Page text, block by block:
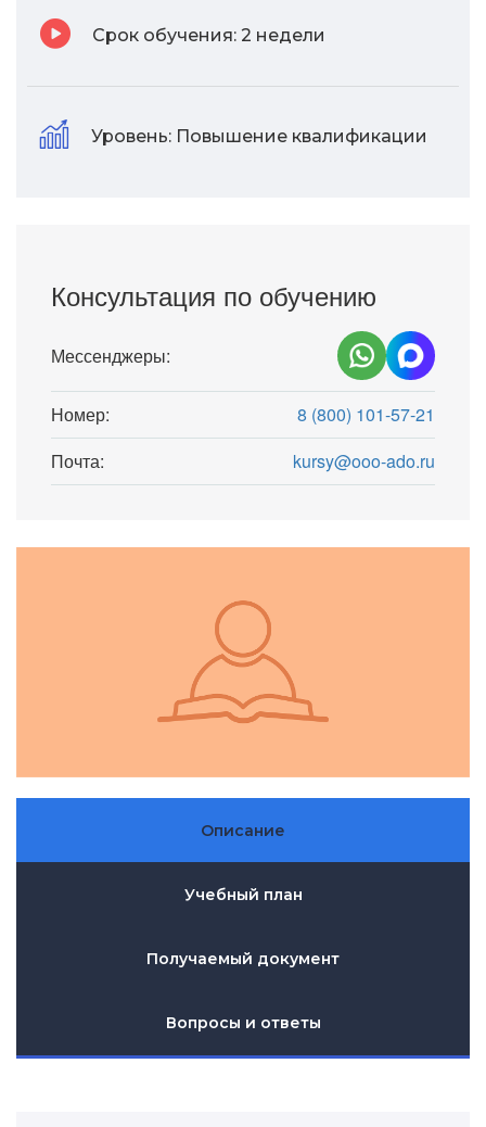
Срок обучения: 2 недели
Уровень: Повышение квалификации
Консультация по обучению
Мессенджеры:
Номер:
8 (800) 101-57-21
Почта:
kursy@ooo-ado.ru
Описание
Учебный план
Получаемый документ
Вопросы и ответы